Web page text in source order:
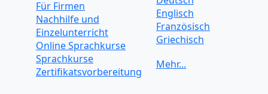
Für Firmen
Nachhilfe und
Einzelunterricht
Online Sprachkurse
Sprachkurse
Zertifikatsvorbereitung
Englisch
Französisch
Griechisch
Japanisch